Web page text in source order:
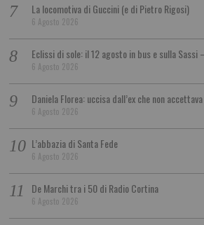
La locomotiva di Guccini (e di Pietro Rigosi)
6 Agosto 2026
Eclissi di sole: il 12 agosto in bus e sulla Sassi
6 Agosto 2026
Daniela Florea: uccisa dall’ex che non
6 Agosto 2026
L’abbazia di Santa Fede
6 Agosto 2026
De Marchi tra i 50 di Radio Cortina
6 Agosto 2026